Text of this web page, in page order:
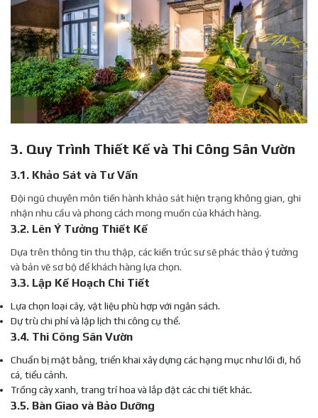
3. Quy Trình Thiết Kế và Thi Công Sân Vườn
3.1. Khảo Sát và Tư Vấn
Đội ngũ chuyên môn tiến hành khảo sát hiện trạng không gian, ghi
nhận nhu cầu và phong cách mong muốn của khách hàng.
3.2. Lên Ý Tưởng Thiết Kế
Dựa trên thông tin thu thập, các kiến trúc sư sẽ phác thảo ý tưởng
và bản vẽ sơ bộ để khách hàng lựa chọn.
3.3. Lập Kế Hoạch Chi Tiết
Lựa chọn loại cây, vật liệu phù hợp với ngân sách.
Dự trù chi phí và lập lịch thi công cụ thể.
3.4. Thi Công Sân Vườn
Chuẩn bị mặt bằng, triển khai xây dựng các hạng mục như lối đi, hồ
cá, tiểu cảnh.
Trồng cây xanh, trang trí hoa và lắp đặt các chi tiết khác.
3.5. Bàn Giao và Bảo Dưỡng